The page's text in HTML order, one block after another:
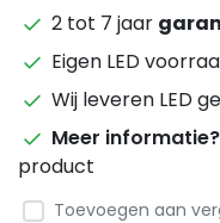
2 tot 7 jaar
Eigen LED
Wij leveren LED
Meer informatie?
product
Toevoegen aan